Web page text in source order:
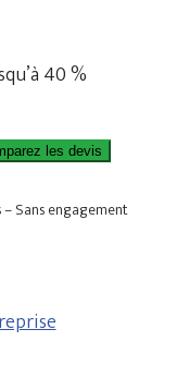
40 %
les devis
Sans engagement